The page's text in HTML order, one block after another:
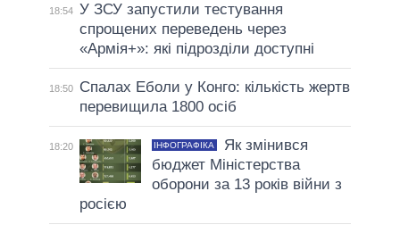
18:54 У ЗСУ запустили тестування
спрощених переведень через
«Армія+»: які підрозділи доступні
18:50
Спалах Еболи у Конго: кількість жертв
перевищила 1800 осіб
18:20 ІНФОГРАФІКА
Як змінився
бюджет Міністерства
оборони за 13 років війни з
росією